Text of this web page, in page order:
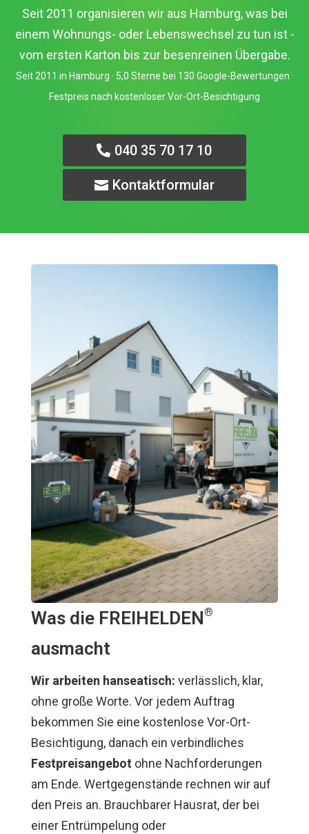
Seit 2011 organisieren wir aus Hamburg, was bei
einem Wohnungs- oder Lebenswechsel zu tun ist -
vom ersten Karton bis zur besenreinen Übergabe.
Seit 2011 in Hamburg · 5,0 Sterne bei 130 Google-Bewertungen ·
Festpreis nach kostenloser Vor-Ort-Besichtigung
040 35 70 17 10
Kontaktformular
Was die FREIHELDEN®
ausmacht
Wir arbeiten hanseatisch: verlässlich, klar,
ohne große Worte. Vor jedem Auftrag
bekommen Sie eine kostenlose Vor-Ort-
Besichtigung, danach ein verbindliches
Festpreisangebot ohne Nachforderungen
am Ende. Wertgegenstände rechnen wir auf
den Preis an. Brauchbarer Hausrat, der bei
einer Entrümpelung oder